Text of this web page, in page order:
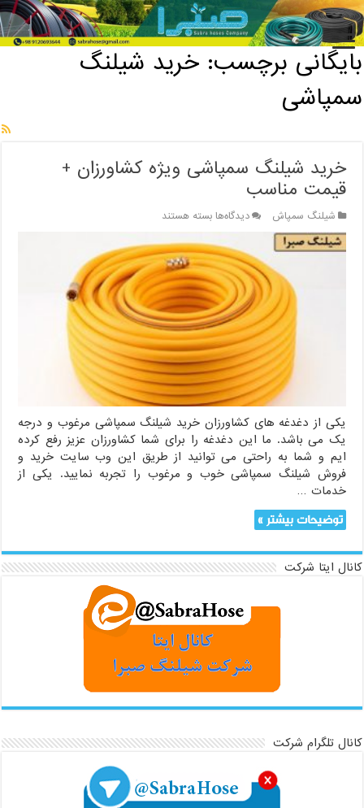
خانه / بایگانی برچسب: خرید شیلنگ سمپاشی
بایگانی برچسب:خرید شیلنگ
سمپاشی
خرید شیلنگ سمپاشی ویژه کشاورزان +
قیمت مناسب
شیلنگ سمپاش دیدگاه‌هابرای
شیلنگ
سمپاشی
ویژه
کشاورزان
+
قیمت
مناسب
بسته هستند
یکی از دغدغه های کشاورزان خرید شیلنگ سمپاشی مرغوب و درجه
یک می باشد. ما این دغدغه را برای شما کشاورزان عزیز رفع کرده
ایم و شما به راحتی می توانید از طریق این وب سایت خرید و
فروش شیلنگ سمپاشی خوب و مرغوب را تجربه نمایید. یکی از
خدمات …
توضیحات بیشتر »
کانال ایتا شرکت
کانال تلگرام شرکت